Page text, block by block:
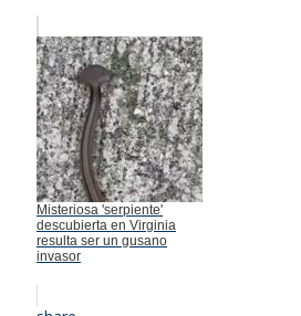
Misteriosa 'serpiente'
descubierta en Virginia
resulta ser un gusano
invasor